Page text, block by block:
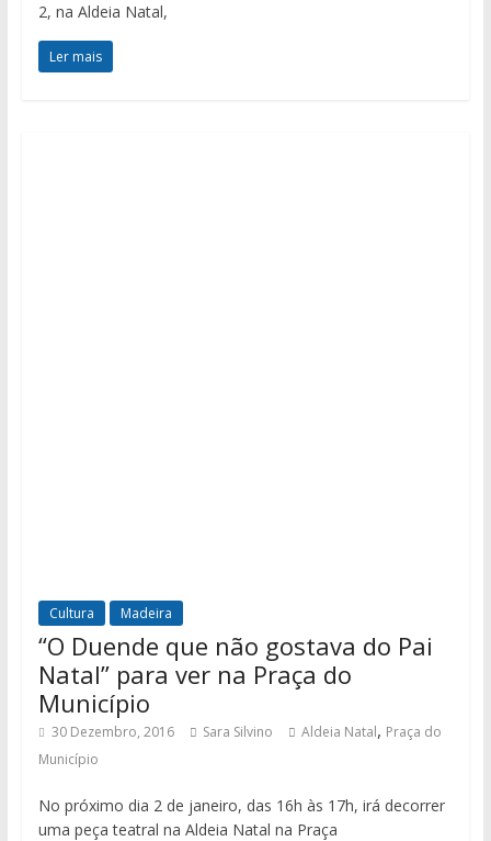
2, na Aldeia Natal,
Ler mais
Cultura Madeira
“O Duende que não gostava do Pai
Natal” para ver na Praça do
Município
30 Dezembro, 2016 Sara Silvino Aldeia Natal, Praça do
Município
No próximo dia 2 de janeiro, das 16h às 17h, irá decorrer
uma peça teatral na Aldeia Natal na Praça